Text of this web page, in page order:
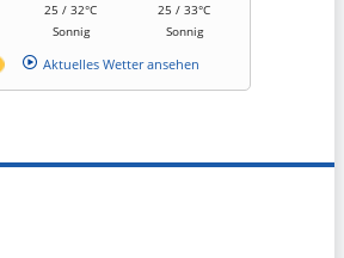
25 / 32°C
Sonnig
25 / 33°C
Sonnig
Aktuelles Wetter ansehen